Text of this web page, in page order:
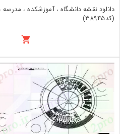
(کد38945)